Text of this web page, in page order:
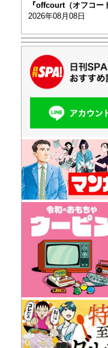
『offcourt（オフコー
2026年08月08日